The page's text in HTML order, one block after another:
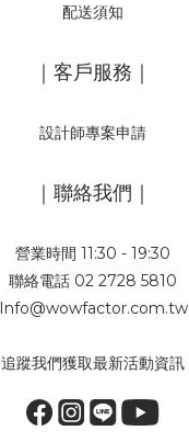
配送須知
｜客戶服務｜
設計師專案申請
｜聯絡我們｜
營業時間 11:30 - 19:30
聯絡電話 02 2728 5810
Info@wowfactor.com.tw
追蹤我們獲取最新活動資訊